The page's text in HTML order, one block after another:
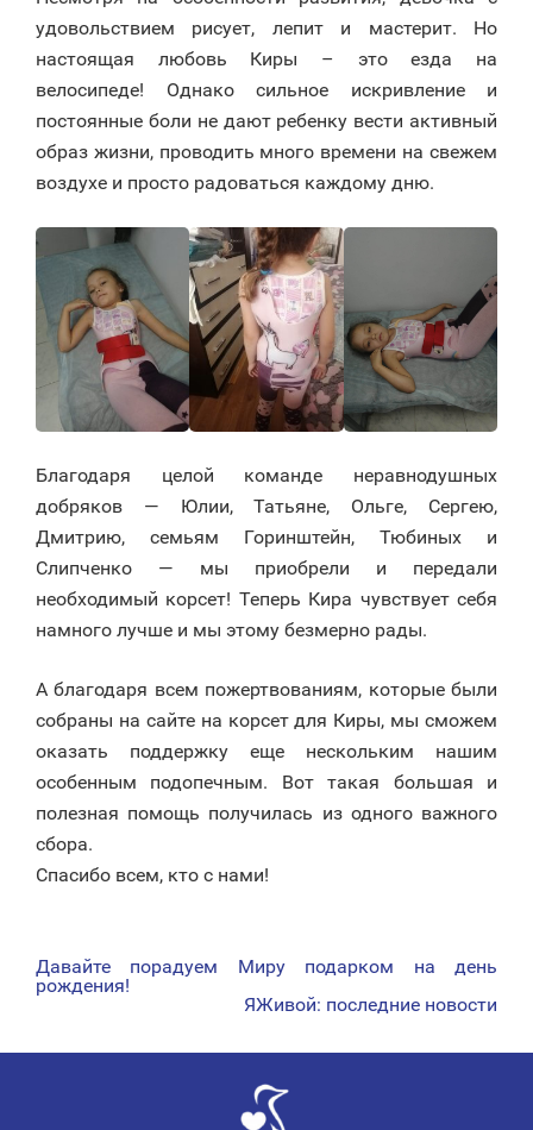
удовольствием рисует, лепит и мастерит. Но
настоящая любовь Киры – это езда на
велосипеде! Однако сильное искривление и
постоянные боли не дают ребенку вести активный
образ жизни, проводить много времени на свежем
воздухе и просто радоваться каждому дню.
Благодаря целой команде неравнодушных
добряков — Юлии, Татьяне, Ольге, Сергею,
Дмитрию, семьям Горинштейн, Тюбиных и
Слипченко — мы приобрели и передали
необходимый корсет! Теперь Кира чувствует себя
намного лучше и мы этому безмерно рады.
А благодаря всем пожертвованиям, которые были
собраны на сайте на корсет для Киры, мы сможем
оказать поддержку еще нескольким нашим
особенным подопечным. Вот такая большая и
полезная помощь получилась из одного важного
сбора.
Спасибо всем, кто с нами!
НАВИГАЦИЯ
Давайте порадуем Миру подарком на день
рождения!
ЯЖивой: последние новости